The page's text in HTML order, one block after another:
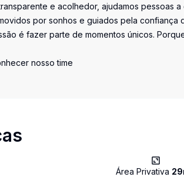
e acolhedor, ajudamos pessoas
por sonhos e guiados pela confiança
é fazer parte de momentos únicos.
nosso time
Área Privativa 29